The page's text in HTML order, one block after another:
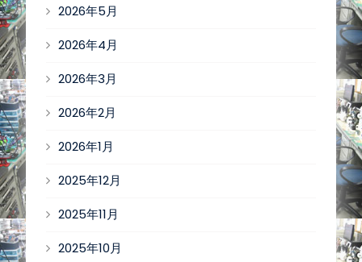
2026年5月
2026年4月
2026年3月
2026年2月
2026年1月
2025年12月
2025年11月
2025年10月